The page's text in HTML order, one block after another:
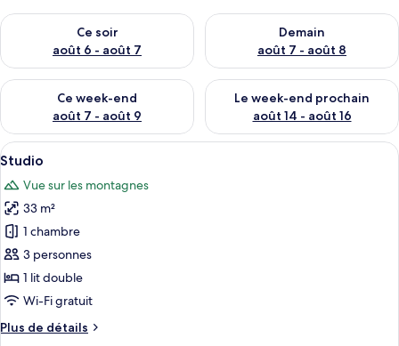
Ce soir
août 6 - août 7
Vérifier la disponibilité pour ce soir août 6 - août 7
Demain
août 7 - août 8
Vérifier la disponibilité pour
Ce week-end
août 7 - août 9
Vérifier la disponibilité pour ce week-end août 7 - août 9
Le week-end prochain
août 14 - août 16
Vérifier la disponibilité pour
Afficher
toutes
les
photos
pour
ce
type
de
chambre :
Studio
Une chambre d’hôtel avec un
4
Studio
Vue sur les montagnes
33 m²
1 chambre
3 personnes
1 lit double
Wi-Fi gratuit
Plus de détails
Plus